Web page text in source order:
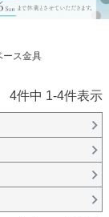
ース金具
4件中 1-4件表示